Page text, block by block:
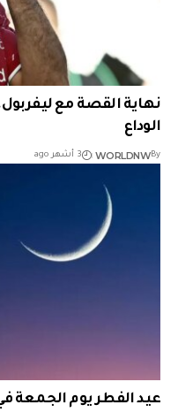
نهاية القصة مع
الوداع
By
WORLDNW 3 أشهر ago
عيد الفطر يوم الجمعة